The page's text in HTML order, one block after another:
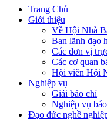
Trang Chủ
Giới thiệu
Về Hội Nhà
Ban lãnh đạo
Các đơn vị
Các cơ quan
Hội viên Hội
Nghiệp vụ
Giải báo chí
Nghiệp vụ
Đạo đức nghề